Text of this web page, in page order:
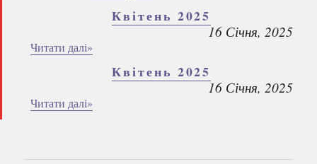
Квітень 2025
16 Січня, 2025
Читати далі»
Квітень 2025
16 Січня, 2025
Читати далі»